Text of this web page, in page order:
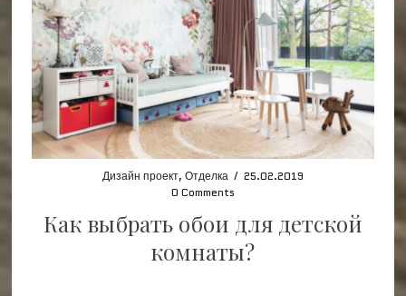
Дизайн проект, Отделка / 25.02.2019
0 Comments
Как выбрать обои для детской
комнаты?